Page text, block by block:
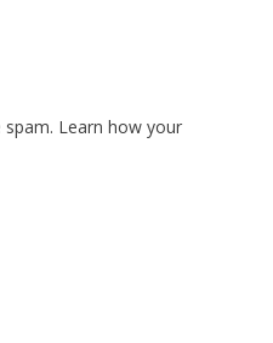
Learn how your